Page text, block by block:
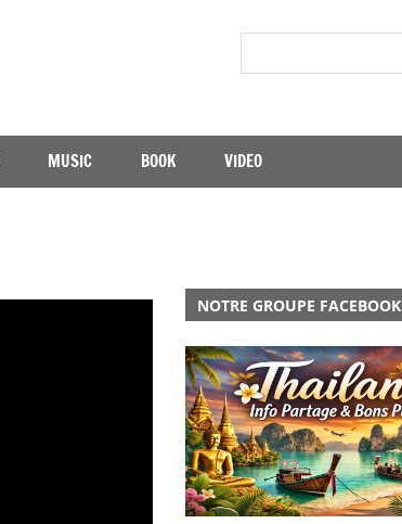
MUSIC BOOK VIDEO
NOTRE GROUPE FACEBOOK